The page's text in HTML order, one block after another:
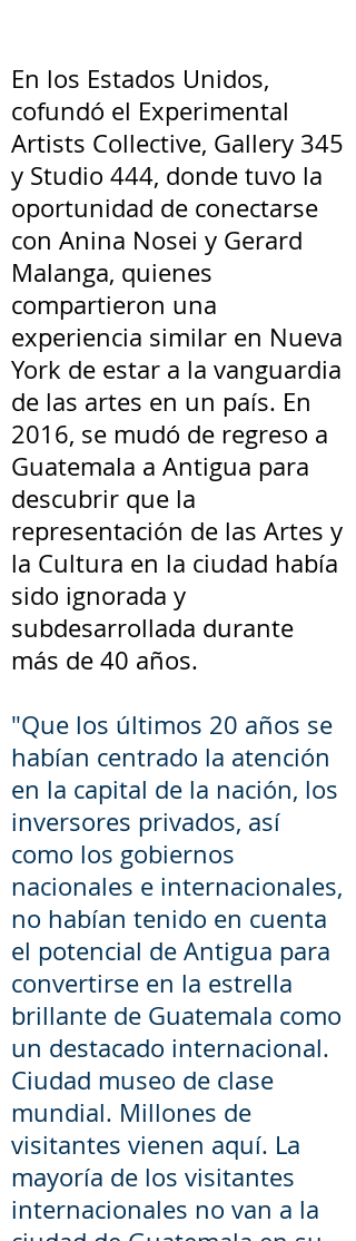
En los Estados Unidos,
cofundó el Experimental
Artists Collective, Gallery 345
y Studio 444, donde tuvo la
oportunidad de conectarse
con Anina Nosei y Gerard
Malanga, quienes
compartieron una
experiencia similar en Nueva
York de estar a la vanguardia
de las artes en un país. En
2016, se mudó de regreso a
Guatemala a Antigua para
descubrir que la
representación de las Artes y
la Cultura en la ciudad había
sido ignorada y
subdesarrollada durante
más de 40 años.
"Que los últimos 20 años se
habían centrado la atención
en la capital de la nación, los
inversores privados, así
como los gobiernos
nacionales e internacionales,
no habían tenido en cuenta
el potencial de Antigua para
convertirse en la estrella
brillante de Guatemala como
un destacado internacional.
Ciudad museo de clase
mundial. Millones de
visitantes vienen aquí. La
mayoría de los visitantes
internacionales no van a la